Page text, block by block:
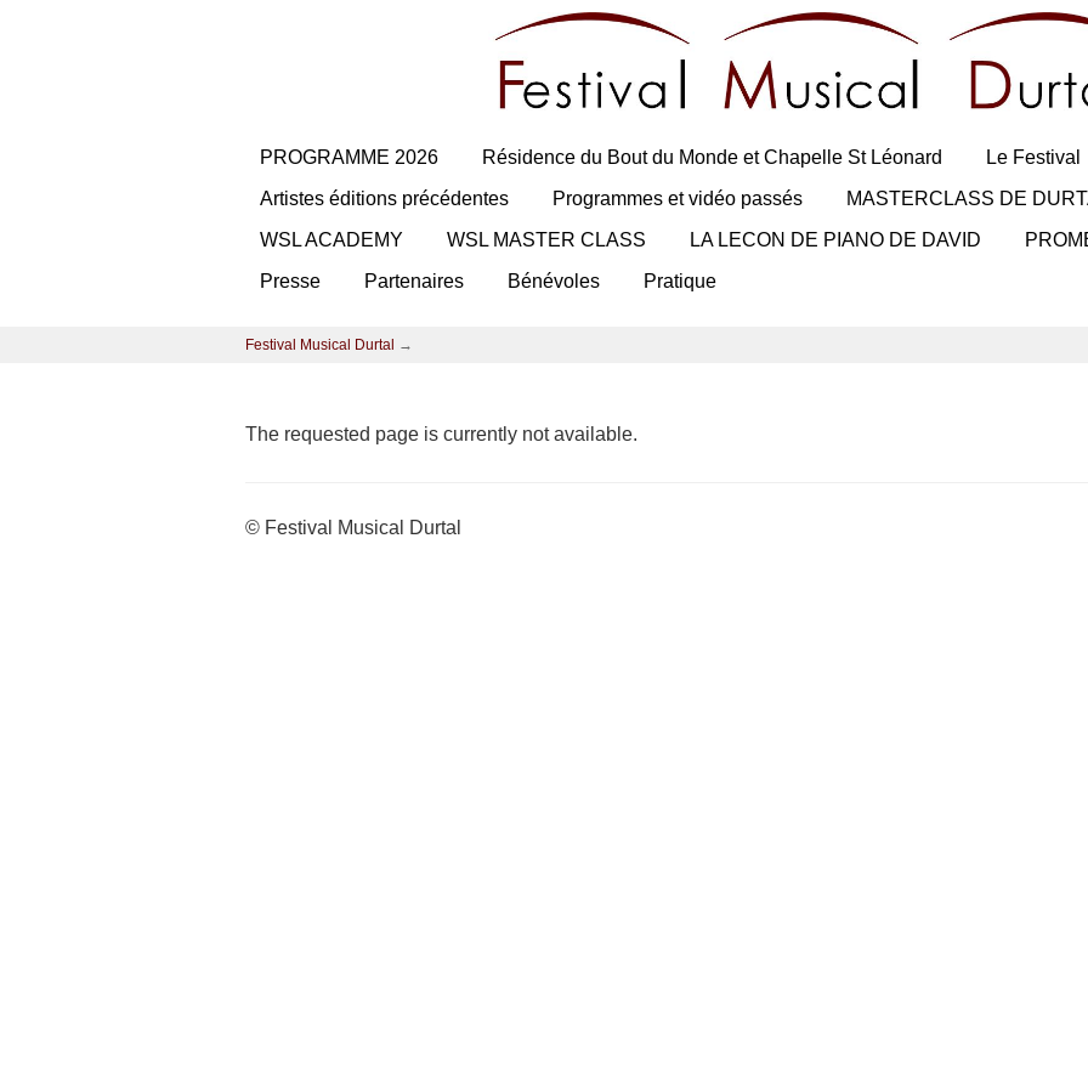
PROGRAMME 2026 Résidence du Bout du Monde et Chapelle St Léonard
Le Festival
Artistes éditions précédentes
Programmes et vidéo passés
MASTERCLASS DE
WSL ACADEMY
WSL MASTER CLASS LA LECON DE PIANO DE DAVID
Presse
Partenaires Bénévoles Pratique
Festival Musical Durtal →
The requested page is currently not available.
© Festival Musical Durtal